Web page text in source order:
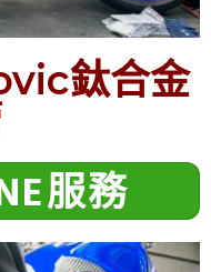
鈦合金
服務